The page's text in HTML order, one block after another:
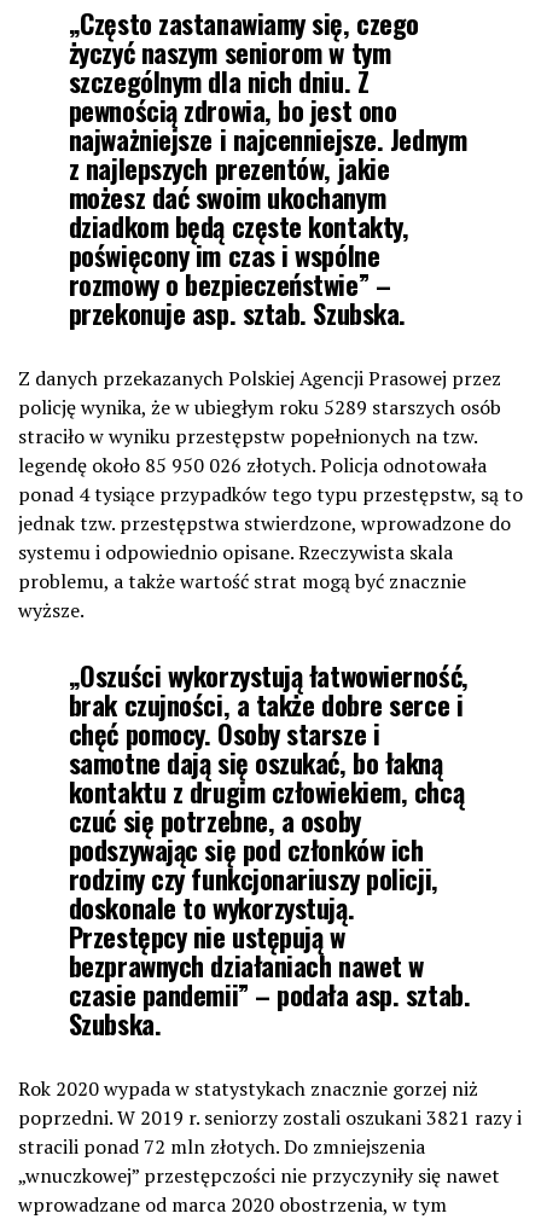
„Często zastanawiamy się, czego
życzyć naszym seniorom w tym
szczególnym dla nich dniu. Z
pewnością zdrowia, bo jest ono
najważniejsze i najcenniejsze. Jednym
z najlepszych prezentów, jakie
możesz dać swoim ukochanym
dziadkom będą częste kontakty,
poświęcony im czas i wspólne
rozmowy o bezpieczeństwie” –
przekonuje asp. sztab. Szubska.
Z danych przekazanych Polskiej Agencji Prasowej przez
policję wynika, że w ubiegłym roku 5289 starszych osób
straciło w wyniku przestępstw popełnionych na tzw.
legendę około 85 950 026 złotych. Policja odnotowała
ponad 4 tysiące przypadków tego typu przestępstw, są to
jednak tzw. przestępstwa stwierdzone, wprowadzone do
systemu i odpowiednio opisane. Rzeczywista skala
problemu, a także wartość strat mogą być znacznie
wyższe.
„Oszuści wykorzystują łatwowierność,
brak czujności, a także dobre serce i
chęć pomocy. Osoby starsze i
samotne dają się oszukać, bo łakną
kontaktu z drugim człowiekiem, chcą
czuć się potrzebne, a osoby
podszywając się pod członków ich
rodziny czy funkcjonariuszy policji,
doskonale to wykorzystują.
Przestępcy nie ustępują w
bezprawnych działaniach nawet w
czasie pandemii” – podała asp. sztab.
Szubska.
Rok 2020 wypada w statystykach znacznie gorzej niż
poprzedni. W 2019 r. seniorzy zostali oszukani 3821 razy i
stracili ponad 72 mln złotych. Do zmniejszenia
„wnuczkowej” przestępczości nie przyczyniły się nawet
wprowadzane od marca 2020 obostrzenia, w tym